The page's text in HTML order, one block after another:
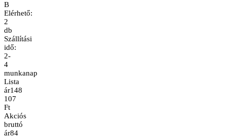
B
Elérhető:
2
db
Szállítási
idő:
2-
4
munkanap
Lista
ár148
107
Ft
Akciós
bruttó
ár84